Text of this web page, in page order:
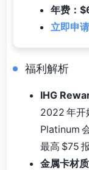
年费：
立即申
福利解析
IHG
2022 年开
Platinum
最高 $75
金属卡材质